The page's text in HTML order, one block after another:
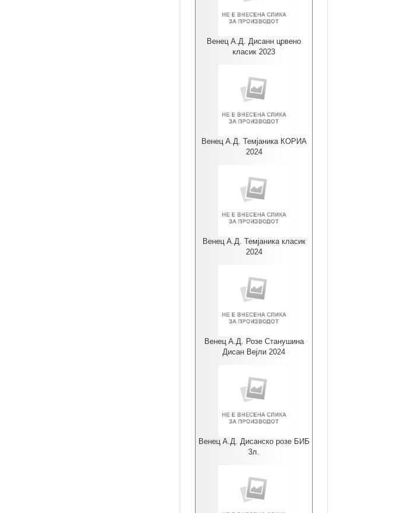
Венец А.Д. Дисанн црвено
класик 2023
Венец А.Д. Темјаника КОРИА
2024
Венец А.Д. Темјаника класик
2024
Венец А.Д. Розе Станушина
Дисан Вејли 2024
Венец А.Д. Дисанско розе БИБ
3л.